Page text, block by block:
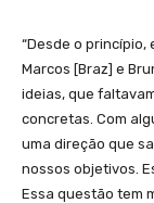
“Desde o princípio,
Marcos [Braz] e
ideias, que
concretas. Com
uma direção que
nossos objetivos.
Essa questão tem